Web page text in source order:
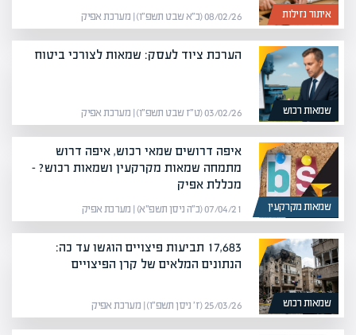
איתור נזילות 08/02/26 (כ״א שבט תשפ״ו) | מערכת אפיק
שמאות רכוש
הערכת ציוד לעסק: שמאות לצורכי ביטוח
03/02/26 (ט״ז שבט תשפ״ו) | מערכת אפיק
שמאות מקרקעין
איפה דרושים שמאי רכוש, איפה דרוש
מתמחה שמאות מקרקעין ושמאות רכוש? –
מכללת אפיק
07/04/21 (כ״ה ניסן תשפ״א) | מערכת אפיק
שמאות רכוש
17,683 תביעות פיצויים הוגשו עד כה:
הנתונים המלאים של קרן הפיצויים
25/03/26 (ז׳ ניסן תשפ״ו) | מערכת אפיק